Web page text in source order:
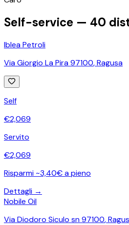
Self-service — 40
Iblea Petroli
Via Giorgio La Pira 97100,Ragusa
Self
€2,069
Servito
€2,069
Risparmi ~3,40€ a pieno
Dettagli →
Nobile Oil
Via Diodoro Siculo sn 97100,